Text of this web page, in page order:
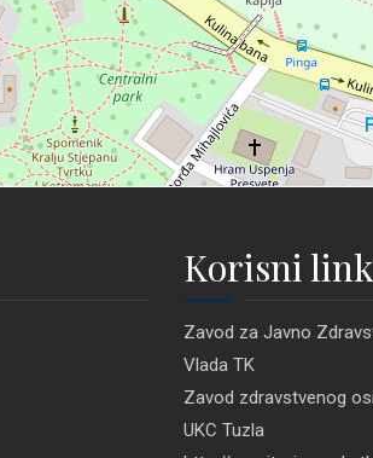
Korisni
Zavod za Javno
Vlada TK
Zavod zdravstvenog
UKC Tuzla